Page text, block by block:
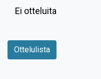
Ei otteluita
Ottelulista